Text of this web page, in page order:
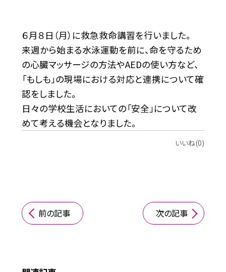
６月８日（月）に救急救命講習を行いました。
来週から始まる水泳運動を前に、命を守るため
の心臓マッサージの方法やAEDの使い方など、
「もしも」の現場における対応と連携について確
認をしました。
日々の学校生活においての「安全」について改
めて考える機会となりました。
いいね(0)
前の記事 次の記事